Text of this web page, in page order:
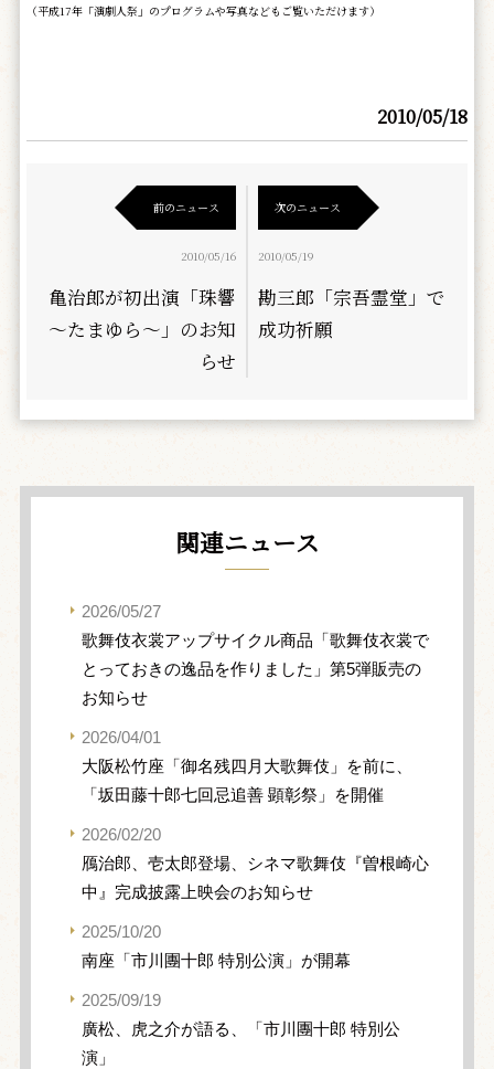
（平成17年「演劇人祭」のプログラムや写真などもご覧いただけます）
2010/05/18
前のニュース
2010/05/16
亀治郎が初出演「珠響
～たまゆら～」のお知
らせ
次のニュース
2010/05/19
勘三郎「宗吾霊堂」で
成功祈願
関連ニュース
2026/05/27
歌舞伎衣裳アップサイクル商品「歌舞伎衣裳で
とっておきの逸品を作りました」第5弾販売の
お知らせ
2026/04/01
大阪松竹座「御名残四月大歌舞伎」を前に、
「坂田藤十郎七回忌追善 顕彰祭」を開催
2026/02/20
鴈治郎、壱太郎登場、シネマ歌舞伎『曽根崎心
中』完成披露上映会のお知らせ
2025/10/20
南座「市川團十郎 特別公演」が開幕
2025/09/19
廣松、虎之介が語る、「市川團十郎 特別公
演」